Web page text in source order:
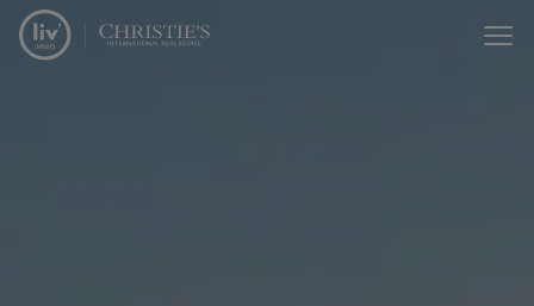
Passer le menu et aller au contenu